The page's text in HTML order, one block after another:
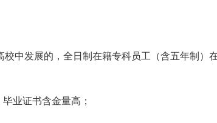
中发展的，全日制在籍专科员工（含五年制）
业证书含金量高；